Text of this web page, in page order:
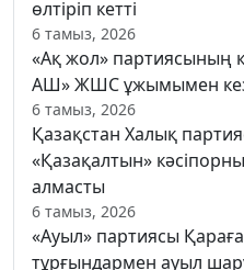
өлтіріп кетті
6 тамыз, 2026
«Ақ жол» партиясының
АШ» ЖШС ұжымымен
6 тамыз, 2026
Қазақстан Халық
«Қазақалтын»
алмасты
6 тамыз, 2026
«Ауыл» партиясы
тұрғындармен ауыл